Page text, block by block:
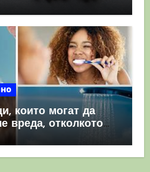
които могат да
вреда, отколкото